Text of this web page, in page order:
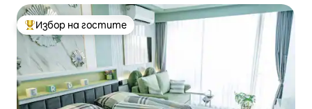
Най-популярен избор на гостите
Избор на гостите